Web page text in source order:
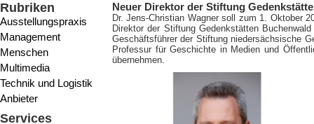
Rubriken
Ausstellungspraxis
Management
Menschen
Multimedia
Technik und Logistik
Anbieter
Services
Neuer Direktor der Stiftung
Dr. Jens-Christian Wagner soll zum 1. Oktober
Direktor der Stiftung Gedenkstätten
Geschäftsführer der Stiftung niedersächsische
Professur für Geschichte in Medien und
übernehmen.